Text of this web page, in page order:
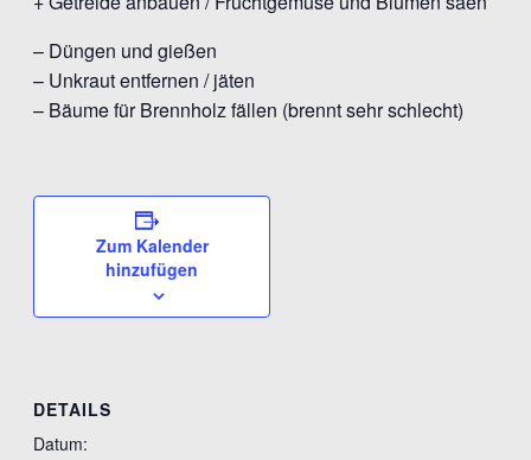
– Düngen und gießen
– Unkraut entfernen / jäten
– Bäume für Brennholz fällen (brennt sehr schlecht)
Zum Kalender
hinzufügen
DETAILS
Datum: